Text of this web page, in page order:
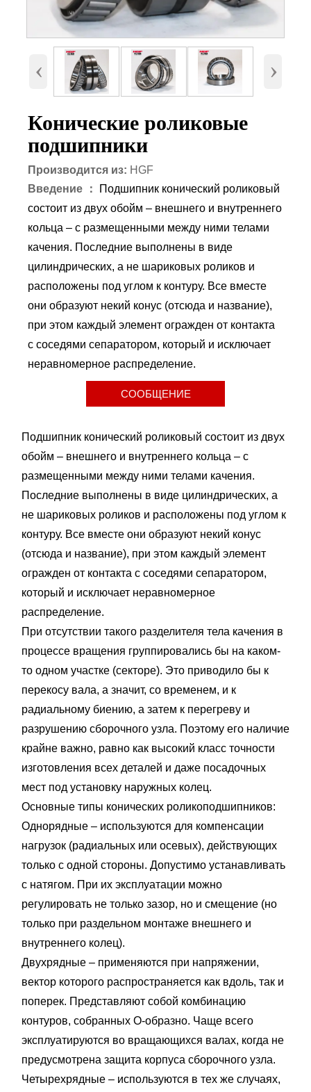
‹ ›
Конические роликовые
подшипники
Производится из: HGF
Введение ：
Подшипник конический роликовый
состоит из двух обойм – внешнего и внутреннего
кольца – с размещенными между ними телами
качения. Последние выполнены в виде
цилиндрических, а не шариковых роликов и
расположены под углом к контуру. Все вместе
они образуют некий конус (отсюда и название),
при этом каждый элемент огражден от контакта
с соседями сепаратором, который и исключает
неравномерное распределение.
СООБЩЕНИЕ
Подшипник конический роликовый состоит из двух
обойм – внешнего и внутреннего кольца – с
размещенными между ними телами качения.
Последние выполнены в виде цилиндрических, а
не шариковых роликов и расположены под углом к
контуру. Все вместе они образуют некий конус
(отсюда и название), при этом каждый элемент
огражден от контакта с соседями сепаратором,
который и исключает неравномерное
распределение.
При отсутствии такого разделителя тела качения в
процессе вращения группировались бы на каком-
то одном участке (секторе). Это приводило бы к
перекосу вала, а значит, со временем, и к
радиальному биению, а затем к перегреву и
разрушению сборочного узла. Поэтому его наличие
крайне важно, равно как высокий класс точности
изготовления всех деталей и даже посадочных
мест под установку наружных колец.
Основные типы конических роликоподшипников:
Однорядные – используются для компенсации
нагрузок (радиальных или осевых), действующих
только с одной стороны. Допустимо устанавливать
с натягом. При их эксплуатации можно
регулировать не только зазор, но и смещение (но
только при раздельном монтаже внешнего и
внутреннего колец).
Двухрядные – применяются при напряжении,
вектор которого распространяется как вдоль, так и
поперек. Представляют собой комбинацию
контуров, собранных О-образно. Чаще всего
эксплуатируются во вращающихся валах, когда не
предусмотрена защита корпуса сборочного узла.
Четырехрядные – используются в тех же случаях,
Наружный диаметр
Высота (B)
20,75 мм.
0,494 Кг